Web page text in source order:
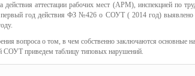
аттестации рабочих мест (АРМ), инспекцией по
год действия ФЗ №426 о СОУТ ( 2014 год) выявлено
вопроса о том, в чем собственно заключаются основные
СОУТ приведем таблицу типовых нарушений.